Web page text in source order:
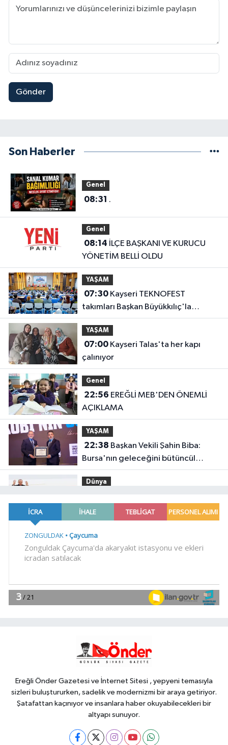
Gönder
Son Haberler
Genel
08:31 .
Genel
08:14
YÖNETİM BELLİ OLDU
YAŞAM
07:30Kayseri TEKNOFEST
takımları Başkan Büyükkılıç'la
buluştu
YAŞAM
07:00Kayseri Talas'ta her kapı
çalınıyor
Genel
22:56
AÇIKLAMA
YAŞAM
22:38
Bursa'nın geleceğini bütüncül
anlayışla planlıyoruz
Dünya
Suudi Arabistan yolcusu
22:24Bursa'da TEKNOSAB KOBİ
20:52 MGK'dan 8 maddelik
bildiri... Terörsüz Türkiye, bölgesel
Ereğli Önder Gazetesi ve İnternet Sitesi , yepyeni temasıyla
sizleri buluştururken, sadelik ve modernizmi bir araya getiriyor.
Şatafattan kaçınıyor ve insanlara haber okuyabilecekleri bir
altyapı sunuyor.